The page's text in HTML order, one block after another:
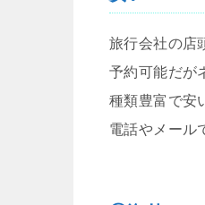
旅行会社の店
予約可能だが
種類豊富で安
電話やメール